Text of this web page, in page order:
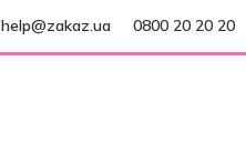
help@zakaz.ua 0800 20 20 20